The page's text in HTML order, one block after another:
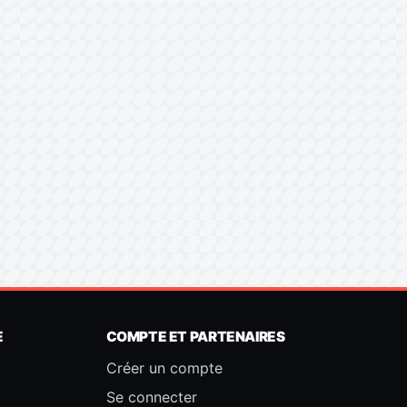
COMPTE ET PARTENAIRES
Créer un compte
Se connecter